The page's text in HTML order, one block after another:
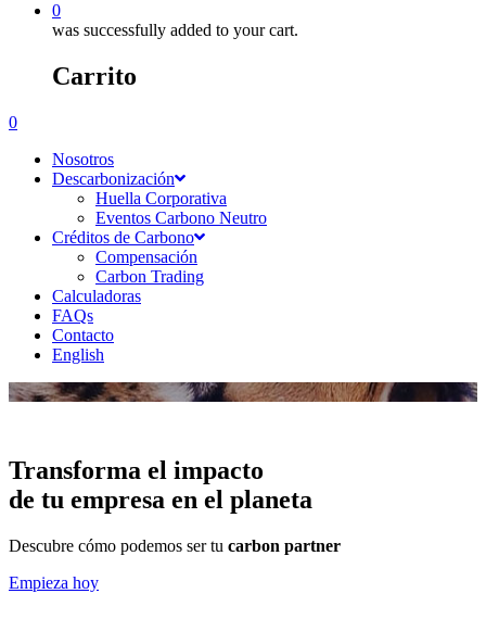
0
was successfully added to your cart.
Carrito
0
Nosotros
Descarbonización
Huella Corporativa
Eventos Carbono Neutro
Créditos de Carbono
Compensación
Carbon Trading
Calculadoras
FAQs
Contacto
English
Transforma el impacto
de tu empresa en el planeta
Descubre cómo podemos ser tu carbon partner
Empieza hoy